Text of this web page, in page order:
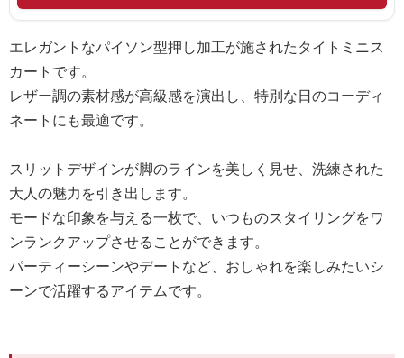
エレガントなパイソン型押し加工が施されたタイトミニス
カートです。
レザー調の素材感が高級感を演出し、特別な日のコーディ
ネートにも最適です。
スリットデザインが脚のラインを美しく見せ、洗練された
大人の魅力を引き出します。
モードな印象を与える一枚で、いつものスタイリングをワ
ンランクアップさせることができます。
パーティーシーンやデートなど、おしゃれを楽しみたいシ
ーンで活躍するアイテムです。